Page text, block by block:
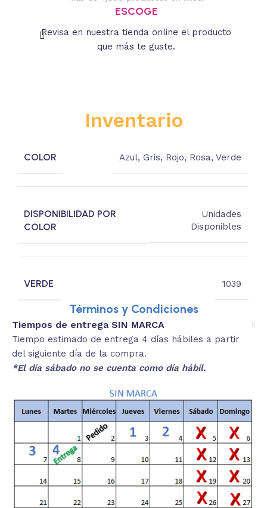
ESCOGE
Revisa en nuestra tienda online el producto
que más te guste.
Inventario
COLOR Azul,Gris, Rojo, Rosa,Verde
DISPONIBILIDAD POR
COLOR
Unidades
Disponibles
VERDE 1039
Términos y Condiciones
Tiempos de entrega SIN MARCA
Tiempo estimado de entrega 4 días hábiles a partir
del siguiente día de la compra.
*El día sábado no se cuenta como día hábil.